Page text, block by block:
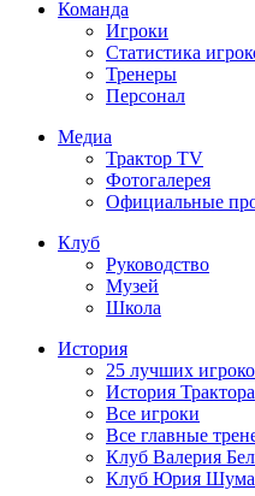
Команда
Игроки
Статистика
Тренеры
Персонал
Медиа
Трактор TV
Фотогалерея
Официальные
Клуб
Руководство
Музей
Школа
История
25 лучших
История Трактора
Все игроки
Все главные
Клуб Валерия
Клуб Юрия